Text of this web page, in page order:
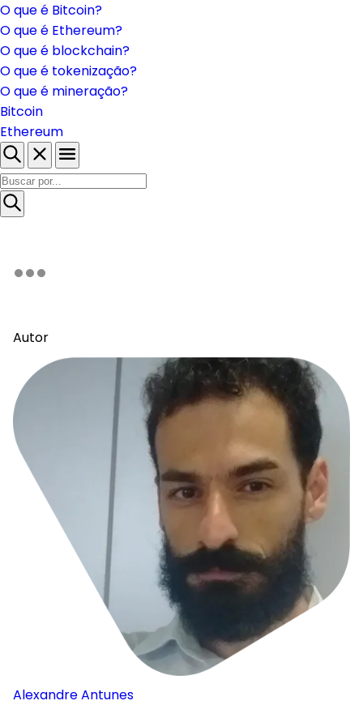
O que é Bitcoin?
O que é Ethereum?
O que é blockchain?
O que é tokenização?
O que é mineração?
Bitcoin
Ethereum
Autor
Alexandre Antunes